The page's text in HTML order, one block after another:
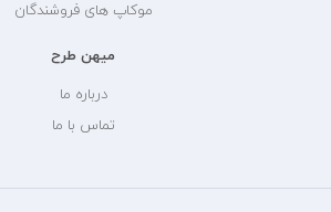
موکاپ های فروشندگان
میهن طرح
درباره ما
تماس با ما